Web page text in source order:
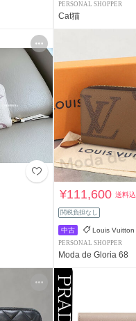
PERSONAL SHOPPER
Cat猫
¥111,600送料込
関税負担なし
中古 Louis Vuitton
PERSONAL SHOPPER
Moda de Gloria 68